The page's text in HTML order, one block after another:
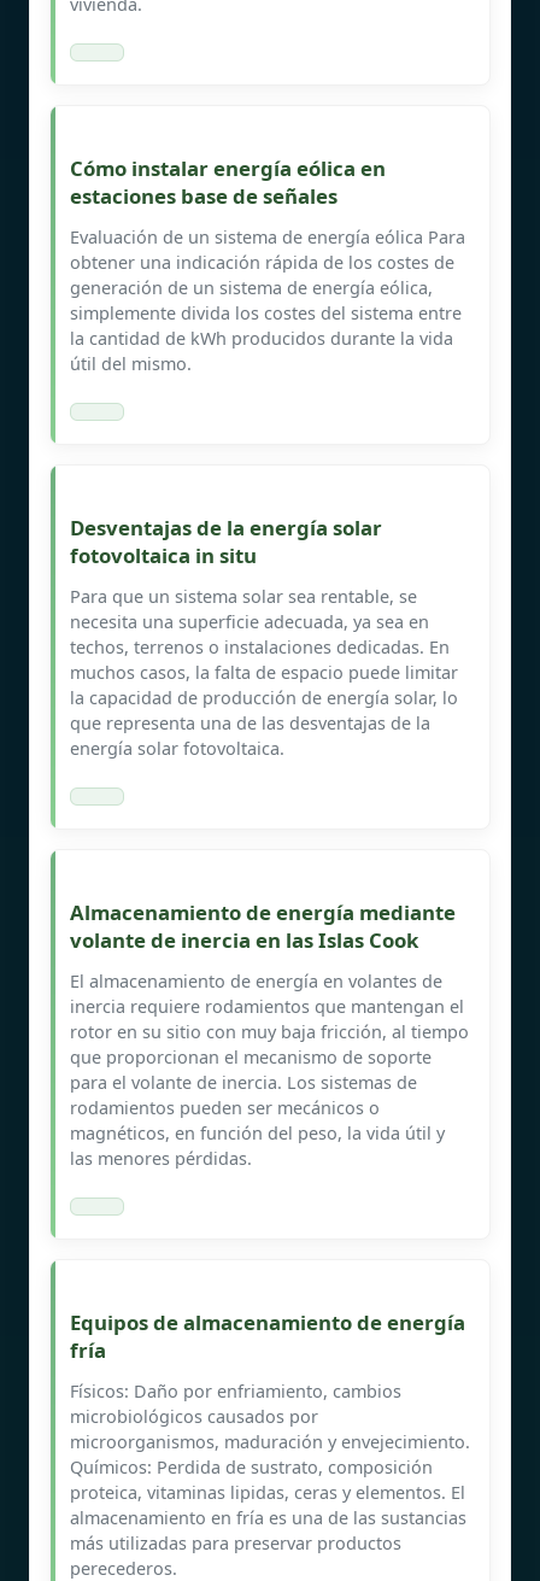
Cómo instalar energía eólica en
estaciones base de señales
Evaluación de un sistema de energía eólica Para
obtener una indicación rápida de los costes de
generación de un sistema de energía eólica,
simplemente divida los costes del sistema entre
la cantidad de kWh producidos durante la vida
útil del mismo.
Desventajas de la energía solar
fotovoltaica in situ
Para que un sistema solar sea rentable, se
necesita una superficie adecuada, ya sea en
techos, terrenos o instalaciones dedicadas. En
muchos casos, la falta de espacio puede limitar
la capacidad de producción de energía solar, lo
que representa una de las desventajas de la
energía solar fotovoltaica.
Almacenamiento de energía mediante
volante de inercia en las Islas Cook
El almacenamiento de energía en volantes de
inercia requiere rodamientos que mantengan el
rotor en su sitio con muy baja fricción, al tiempo
que proporcionan el mecanismo de soporte
para el volante de inercia. Los sistemas de
rodamientos pueden ser mecánicos o
magnéticos, en función del peso, la vida útil y
las menores pérdidas.
Equipos de almacenamiento de energía
fría
Físicos: Daño por enfriamiento, cambios
microbiológicos causados por
microorganismos, maduración y envejecimiento.
Químicos: Perdida de sustrato, composición
proteica, vitaminas lipidas, ceras y elementos. El
almacenamiento en fría es una de las sustancias
más utilizadas para preservar productos
perecederos.